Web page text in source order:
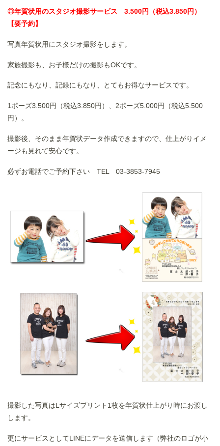
◎年賀状用のスタジオ撮影サービス 3.500円（税込3.850円）
【要予約】
写真年賀状用にスタジオ撮影をします。
家族撮影も、お子様だけの撮影もOKです。
記念にもなり、記録にもなり、とてもお得なサービスです。
1ポーズ3.500円（税込3.850円）、2ポーズ5.000円（税込5.500
円）。
撮影後、そのまま年賀状データ作成できますので、仕上がりイメ
ージも見れて安心です。
必ずお電話でご予約下さい TEL 03-3853-7945
撮影した写真はLサイズプリント1枚を年賀状仕上がり時にお渡し
します。
更にサービスとしてLINEにデータを送信します（弊社のロゴが小